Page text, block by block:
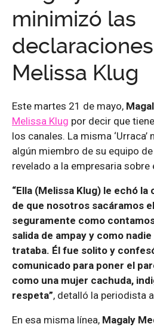
minimizó las
Melissa Klug
Este martes 21 de mayo,
Melissa Klug por decir que
los canales. La misma
algún miembro de su equipo
revelado a la empresaria sobre
“Ella (Melissa Klug) le echó
de que nosotros sacáramos
seguramente como
salida de ampay y como
trataba. Él fue solito y
comunicado para poner el
como una mujer cachuda,
respeta”, detalló la periodista
En esa misma línea, Magaly